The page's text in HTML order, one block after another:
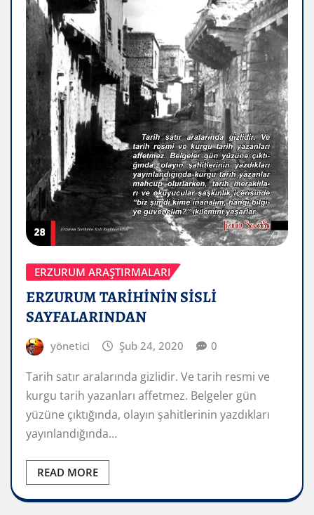
ERZURUM ARAŞTIRMALARI
ERZURUM TARİHİNİN SİSLİ
SAYFALARINDAN
yönetici Şub 24, 2020 0
Tarih satır aralarında gizlidir. Ve tarih resmi ve
kurgu tarih yazanları affetmez. Belgeler gün
yüzüne çıktığında, olayın şahitlerinin yazdıkları
yayınlandığında…
READ MORE